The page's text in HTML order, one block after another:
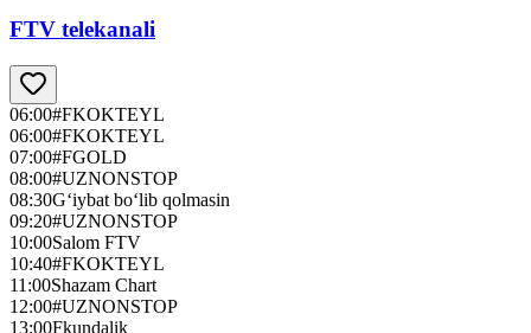
FTV telekanali
06:00#FKOKTEYL
06:00#FKOKTEYL
07:00#FGOLD
08:00#UZNONSTOP
08:30G‘iybat bo‘lib qolmasin
09:20#UZNONSTOP
10:00Salom FTV
10:40#FKOKTEYL
11:00Shazam Chart
12:00#UZNONSTOP
13:00Fkundalik